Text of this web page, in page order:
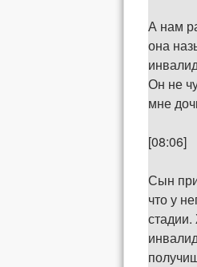
А нам
она
Он не
мне
[08:06]
Сын
что у